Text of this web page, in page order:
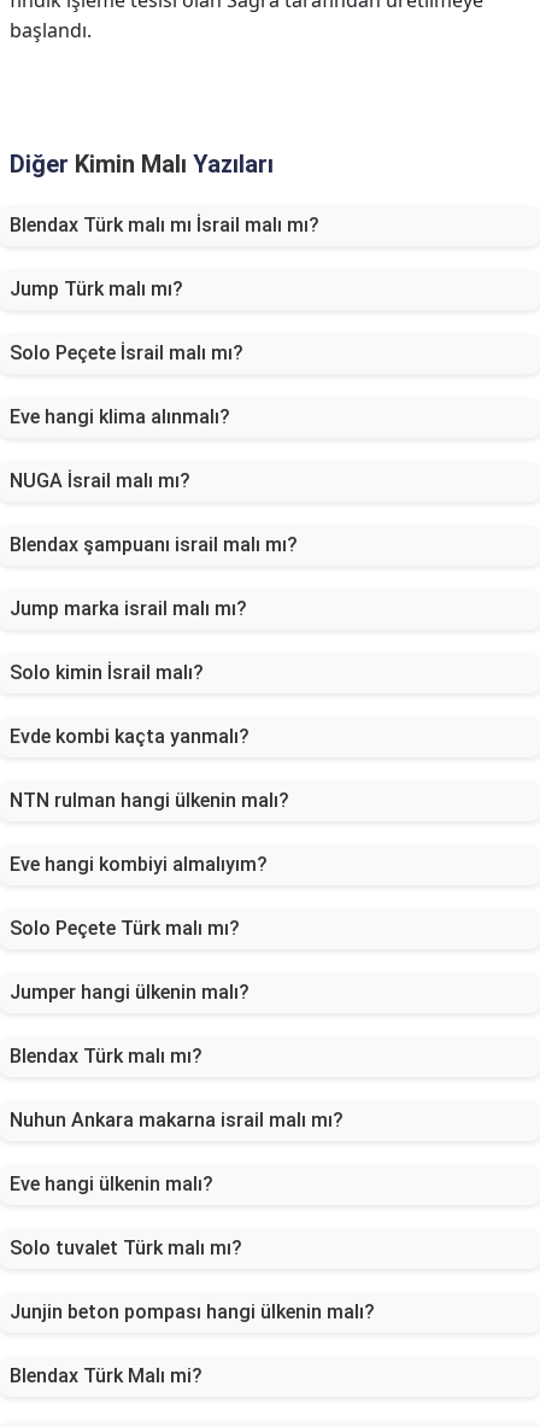
başlandı.
Diğer Kimin Malı Yazıları
Blendax Türk malı mı İsrail malı mı?
Jump Türk malı mı?
Solo Peçete İsrail malı mı?
Eve hangi klima alınmalı?
NUGA İsrail malı mı?
Blendax şampuanı israil malı mı?
Jump marka israil malı mı?
Solo kimin İsrail malı?
Evde kombi kaçta yanmalı?
NTN rulman hangi ülkenin malı?
Eve hangi kombiyi almalıyım?
Solo Peçete Türk malı mı?
Jumper hangi ülkenin malı?
Blendax Türk malı mı?
Nuhun Ankara makarna israil malı mı?
Eve hangi ülkenin malı?
Solo tuvalet Türk malı mı?
Junjin beton pompası hangi ülkenin malı?
Blendax Türk Malı mi?